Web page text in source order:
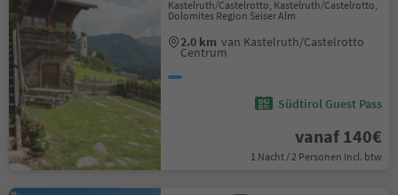
Kastelruth/Castelrotto, Kastelruth/Castelrotto,
Dolomites Region Seiser Alm
2.0 km van Kastelruth/Castelrotto
Centrum
Südtirol Guest Pass
vanaf 140€
1 Nacht / 2 Personen Incl. btw